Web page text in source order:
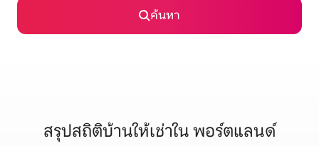
ค้นหา
สรุปสถิติบ้านให้เช่าใน พอร์ตแลนด์